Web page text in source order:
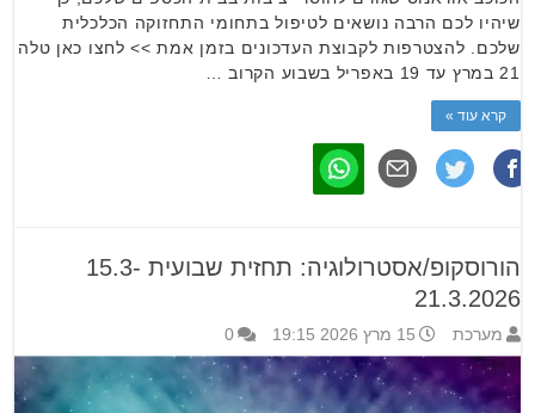
שיהיו לכם הרבה נושאים לטיפול בתחומי התחזוקה הכלכלית
שלכם. להצטרפות לקבוצת העדכונים בזמן אמת >> לחצו כאן טלה
21 במרץ עד 19 באפריל בשבוע הקרוב …
קרא עוד »
הורוסקופ/אסטרולוגיה: תחזית שבועית 15.3-
21.3.2026
מערכת 15 מרץ 2026 19:15 0